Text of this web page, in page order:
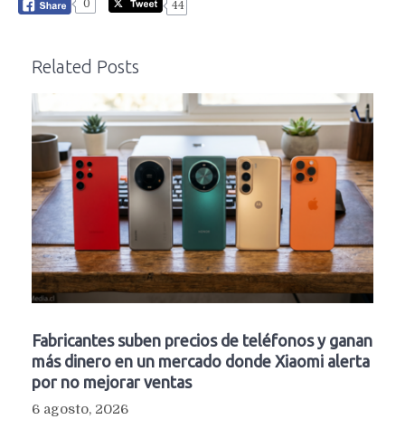
0
44
Related Posts
Fabricantes suben precios de teléfonos y ganan
más dinero en un mercado donde Xiaomi alerta
por no mejorar ventas
6 agosto, 2026